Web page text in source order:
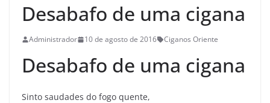
Desabafo de uma cigana
Administrador 10 de agosto de 2016 Ciganos Oriente
Desabafo de uma cigana
Sinto saudades do fogo quente,